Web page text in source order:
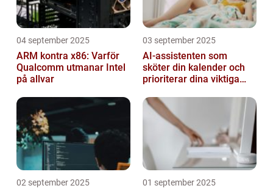
04 september 2025
ARM kontra x86: Varför
Qualcomm utmanar Intel
på allvar
03 september 2025
AI-assistenten som
sköter din kalender och
prioriterar dina viktiga
02 september 2025 01 september 2025